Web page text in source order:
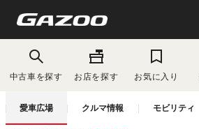
中古車を探す お店を探す お気に入り
愛車広場 クルマ情報 モビリティ